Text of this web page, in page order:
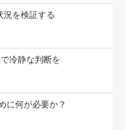
況を検証する
冷静な判断を
に何が必要か？